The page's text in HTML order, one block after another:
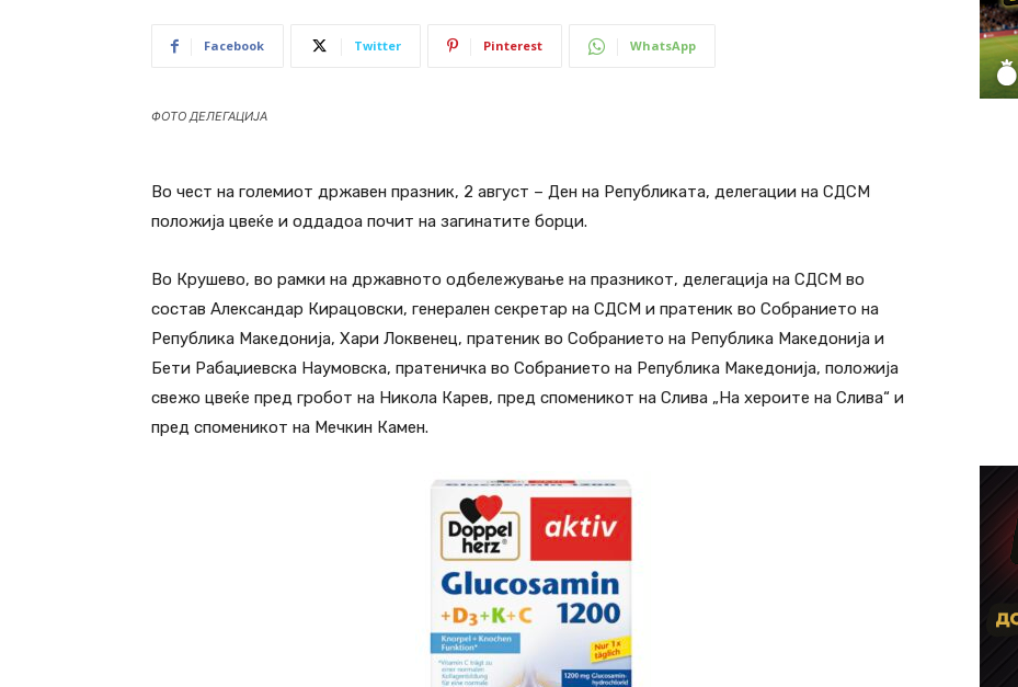
Facebook Twitter Pinterest WhatsApp
ФОТО ДЕЛЕГАЦИЈА
Во чест на големиот државен празник, 2 август – Ден на Републиката, делегации на СДСМ
положија цвеќе и оддадоа почит на загинатите борци.
Во Крушево, во рамки на државното одбележување на празникот, делегација на СДСМ во
состав Александар Кирацовски, генерален секретар на СДСМ и пратеник во Собранието на
Република Македонија, Хари Локвенец, пратеник во Собранието на Република Македонија и
Бети Рабаџиевска Наумовска, пратеничка во Собранието на Република Македонија, положија
свежо цвеќе пред гробот на Никола Карев, пред споменикот на Слива „На хероите на Слива“ и
пред споменикот на Мечкин Камен.